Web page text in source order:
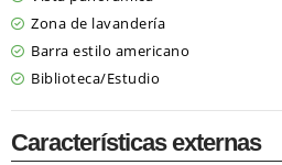
Zona de lavandería
Barra estilo americano
Biblioteca/Estudio
Características externas